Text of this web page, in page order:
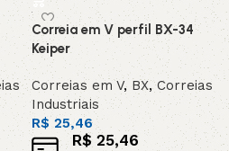
Correia em V perfil BX-34
Keiper
Correias em V, BX,Correias
Industriais
R$ 25,46
R$ 25,46